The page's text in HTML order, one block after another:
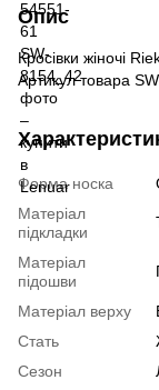
Опис
Кросівки жіночі
Артикул товара
Форма носка
Матеріал
підкладки
Матеріал
підошви
Матеріал верху
Стать
Сезон